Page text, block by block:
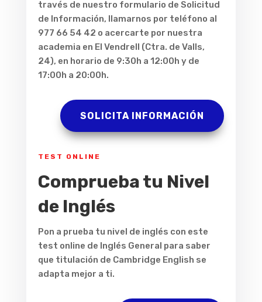
través de nuestro formulario de Solicitud
de Información, llamarnos por teléfono al
977 66 54 42 o acercarte por nuestra
academia en El Vendrell (Ctra. de Valls,
24), en horario de 9:30h a 12:00h y de
17:00h a 20:00h.
SOLICITA INFORMACIÓN
TEST ONLINE
Comprueba tu Nivel
de Inglés
Pon a prueba tu nivel de inglés con este
test online de Inglés General para saber
que titulación de Cambridge English se
adapta mejor a ti.